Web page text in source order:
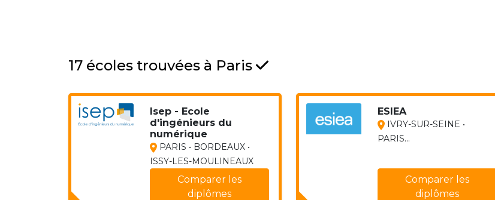
17 écoles trouvées à Paris
Isep - Ecole
d'ingénieurs du
numérique
PARIS • BORDEAUX •
ISSY-LES-MOULINEAUX
Comparer les
diplômes
ESIEA
IVRY-SUR-SEINE •
PARIS...
Comparer les
diplômes